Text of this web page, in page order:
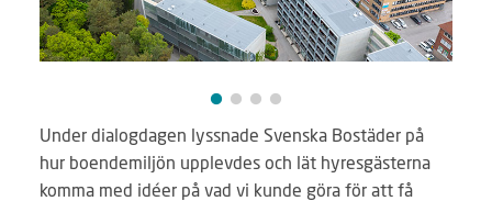
Under dialogdagen lyssnade Svenska Bostäder på
hur boendemiljön upplevdes och lät hyresgästerna
komma med idéer på vad vi kunde göra för att få